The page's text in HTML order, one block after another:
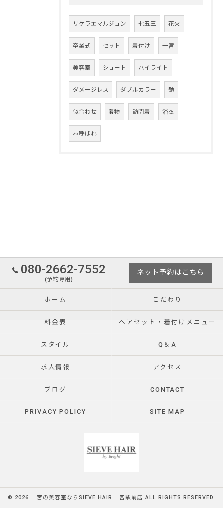
リケラエマルジョン 七五三 花火
卒業式 セット 着付け 一宮
美容室 ショート ハイライト
ダメージレス ダブルカラー 艶
似合わせ 着物 訪問着 浴衣
お呼ばれ
080-2662-7552
(予約専用)
ネット予約はこちら
ホーム こだわり
料金表 ヘアセット・着付けメニュー
スタイル Q＆A
求人情報 アクセス
ブログ CONTACT
PRIVACY POLICY SITE MAP
© 2026 一宮の美容室ならSIEVE HAIR 一宮駅前店 ALL RIGHTS RESERVED.